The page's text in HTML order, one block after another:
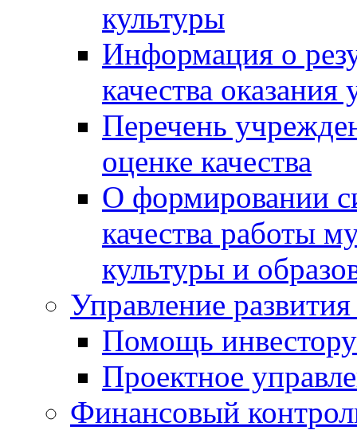
культуры
Информация о
качества оказания
Перечень
оценке качества
О формировании
качества работы
культуры и
Управление
Помощь инвестору
Проектное
Финансовый